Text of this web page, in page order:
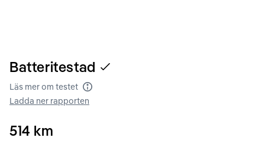
Batteritestad
Läs mer om testet Batteritest
Ladda ner rapporten
514 km